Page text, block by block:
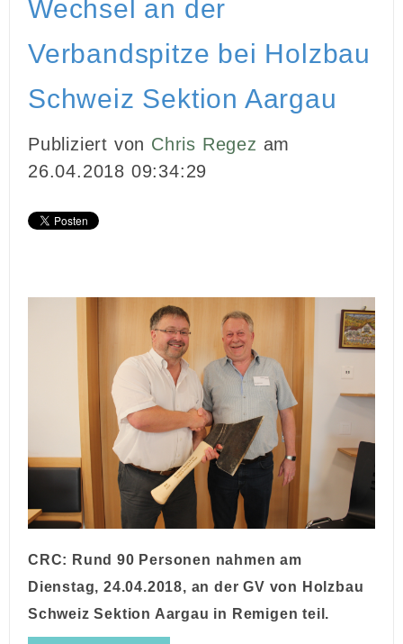
GHOSTWRITING
KONTAKT
Wechsel an der
Verbandspitze bei Holzbau
Schweiz Sektion Aargau
Publiziert von Chris Regez am
26.04.2018 09:34:29
CRC: Rund 90 Personen nahmen am
Dienstag, 24.04.2018, an der GV von Holzbau
Schweiz Sektion Aargau in Remigen teil.